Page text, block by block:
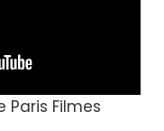
Paris Filmes